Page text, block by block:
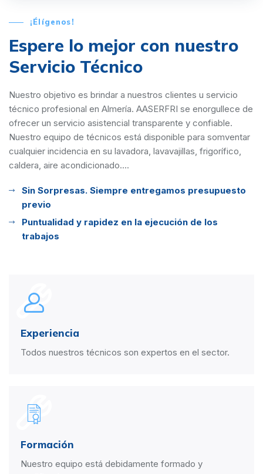
¡Élígenos!
Espere lo mejor con nuestro
Servicio Técnico
Nuestro objetivo es brindar a nuestros clientes u servicio
técnico profesional en Almería. AASERFRI se enorgullece de
ofrecer un servicio asistencial transparente y confiable.
Nuestro equipo de técnicos está disponible para somventar
cualquier incidencia en su lavadora, lavavajillas, frigorífico,
caldera, aire acondicionado....
Sin Sorpresas. Siempre entregamos presupuesto
previo
Puntualidad y rapidez en la ejecución de los
trabajos
Experiencia
Todos nuestros técnicos son expertos en el sector.
Formación
Nuestro equipo está debidamente formado y